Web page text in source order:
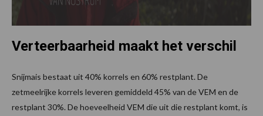
Verteerbaarheid maakt het verschil
Snijmais bestaat uit 40% korrels en 60% restplant. De
zetmeelrijke korrels leveren gemiddeld 45% van de VEM en de
restplant 30%. De hoeveelheid VEM die uit die restplant komt, is